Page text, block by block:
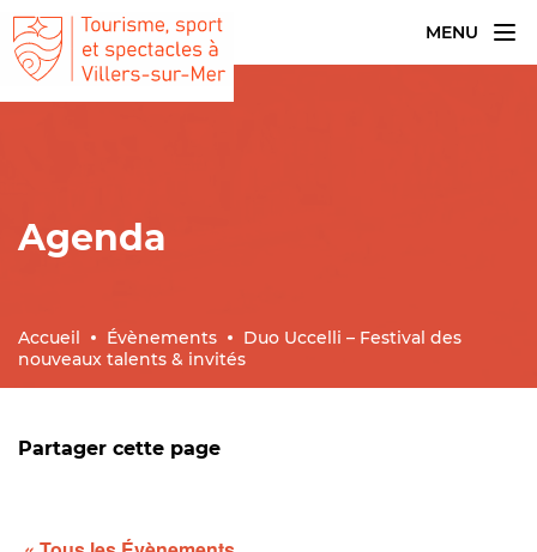
MENU
Accueil Évènements
Duo Uccelli – Festival des
nouveaux talents & invités
Agenda
Partager cette page